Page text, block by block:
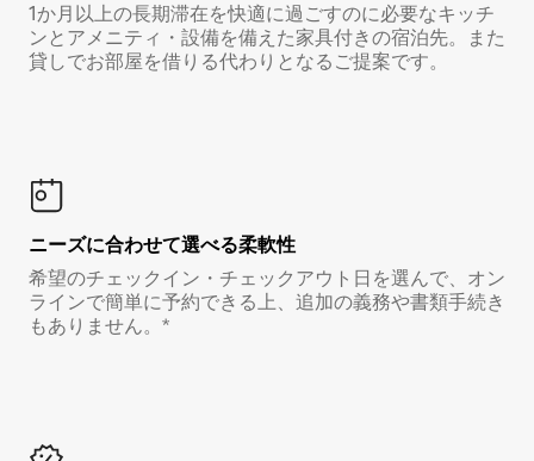
1か月以上の長期滞在を快適に過ごすのに必要なキッチ
ンとアメニティ・設備を備えた家具付きの宿泊先。また
貸しでお部屋を借りる代わりとなるご提案です。
ニーズに合わせて選べる柔軟性
希望のチェックイン・チェックアウト日を選んで、オン
ラインで簡単に予約できる上、追加の義務や書類手続き
もありません。*